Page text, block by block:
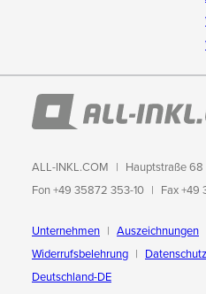
ALL-INKL.COM Hauptstraße 68
Fon +49 35872 353-10
Fax +49
Unternehmen Auszeichnungen
Widerrufsbelehrung
Deutschland-DE